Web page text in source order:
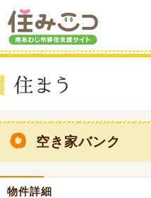
空き家バンク
物件詳細